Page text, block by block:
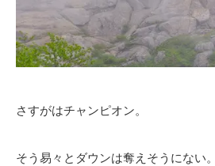
さすがはチャンピオン。
そう易々とダウンは奪えそうにない。